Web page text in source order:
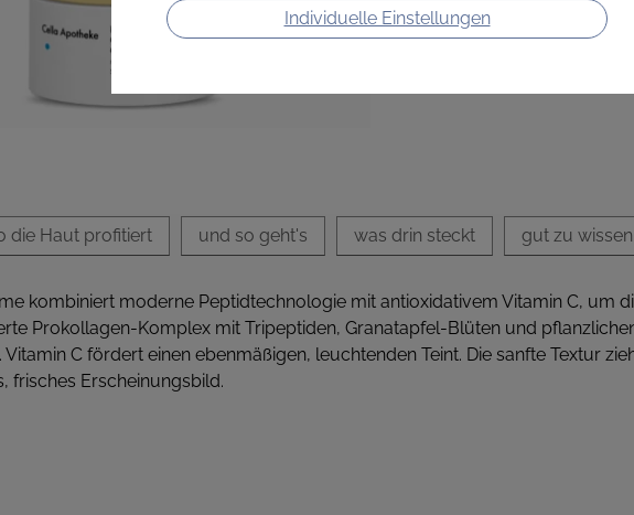
€ 67,80 / 100 ml
die Haut profitiert und so geht's was drin steckt gut zu wissen
kombiniert moderne Peptidtechnologie mit antioxidativem Vitamin C, um
Prokollagen-Komplex mit Tripeptiden, Granatapfel-Blüten und
C fördert einen ebenmäßigen, leuchtenden Teint. Die sanfte Textur
frisches Erscheinungsbild.
Individuelle Einstellungen